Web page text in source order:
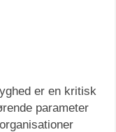
er en kritisk
parameter